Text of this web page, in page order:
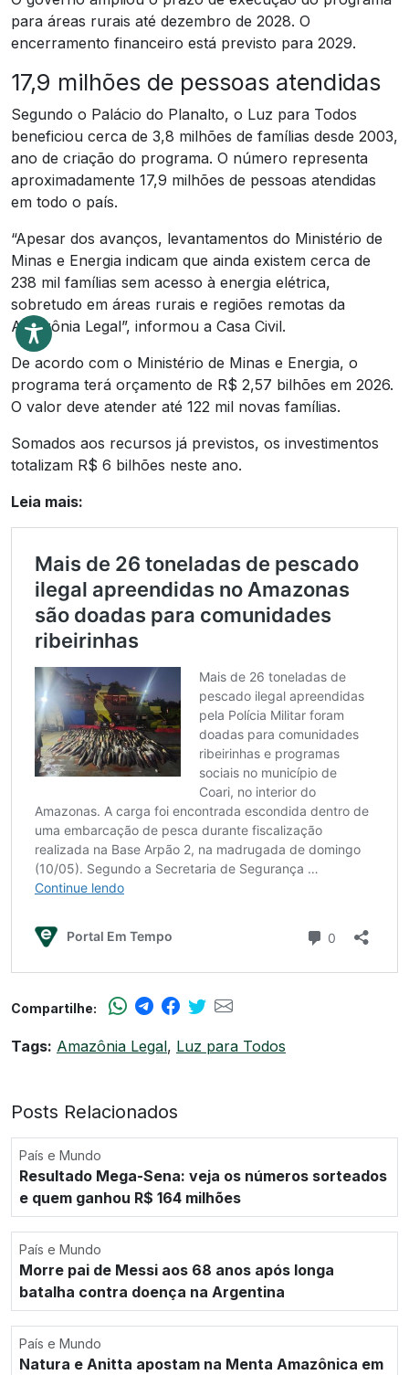
para áreas rurais até dezembro de 2028. O
encerramento financeiro está previsto para 2029.
17,9 milhões de pessoas atendidas
Segundo o Palácio do Planalto, o Luz para Todos
beneficiou cerca de 3,8 milhões de famílias desde 2003,
ano de criação do programa. O número representa
aproximadamente 17,9 milhões de pessoas atendidas
em todo o país.
“Apesar dos avanços, levantamentos do Ministério de
Minas e Energia indicam que ainda existem cerca de
238 mil famílias sem acesso à energia elétrica,
sobretudo em áreas rurais e regiões remotas da
Amazônia Legal”, informou a Casa Civil.
De acordo com o Ministério de Minas e Energia, o
programa terá orçamento de R$ 2,57 bilhões em 2026.
O valor deve atender até 122 mil novas famílias.
Somados aos recursos já previstos, os investimentos
totalizam R$ 6 bilhões neste ano.
Leia mais:
Compartilhe:
Tags: Amazônia Legal, Luz para Todos
Posts Relacionados
País e Mundo
Resultado Mega-Sena: veja os números sorteados
e quem ganhou R$ 164 milhões
País e Mundo
Morre pai de Messi aos 68 anos após longa
batalha contra doença na Argentina
País e Mundo
Natura e Anitta apostam na Menta Amazônica em